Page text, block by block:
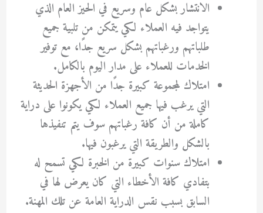
الانتشار بشكل عام وسريع في الحيز العام الذي
يتواجد فيه العملاء لكي يتمكن من تلبية جميع
طلباتهم ورغباتهم بشكل سريع جدًا، مع توفير
الخدمات للعملاء على مدار اليوم بالكامل.
امتلاك لمجموعة كبيرة جدًا من الأجهزة الحديثة
التي يرغب فيها جميع العملاء لكي يكونوا على دراية
كاملة من أن كافة رغباتهم سوف يتم تنفيذها
بالشكل والطريقة التي يرغبون فيها.
امتلاك سنوات كبيرة من الخبرة لكي تسمح له
بتفادي كافة الأخطاء التي كان يعرض لها في
السابق بسبب نقس الدراية العامة عن تلك المهنة.